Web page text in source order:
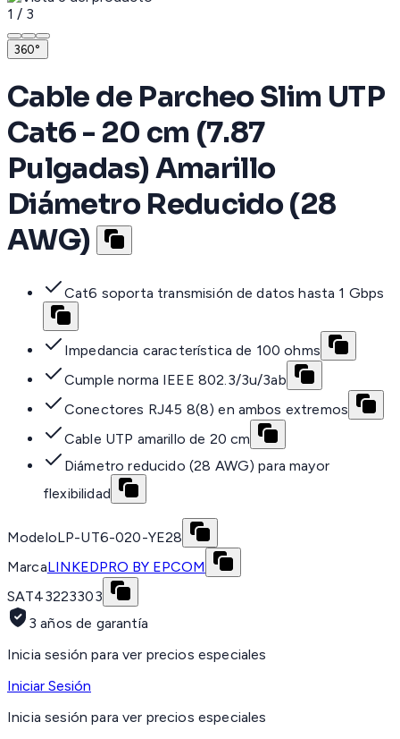
1 / 3
360°
Cable de Parcheo Slim UTP
Cat6 - 20 cm (7.87
Pulgadas) Amarillo
Diámetro Reducido (28
AWG)
Cat6 soporta transmisión de datos hasta 1 Gbps
Impedancia característica de 100 ohms
Cumple norma IEEE 802.3/3u/3ab
Conectores RJ45 8(8) en ambos extremos
Cable UTP amarillo de 20 cm
Diámetro reducido (28 AWG) para mayor
flexibilidad
ModeloLP-UT6-020-YE28
MarcaLINKEDPRO BY EPCOM
SAT43223303
3 años de garantía
Inicia sesión para ver precios especiales
Iniciar Sesión
Inicia sesión para ver precios especiales